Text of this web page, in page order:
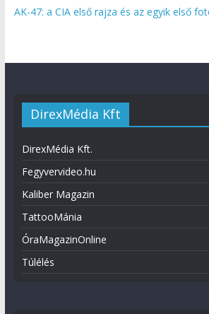
AK-47: a CIA első rajza és az egyik első
DirexMédia Kft
DirexMédia Kft.
Fegyvervideo.hu
Kaliber Magazin
TattooMánia
ÓraMagazinOnline
Túlélés